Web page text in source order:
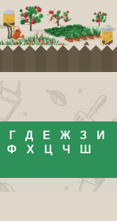
Г Д Е Ж З
И
Ф Х Ц Ч
Ш